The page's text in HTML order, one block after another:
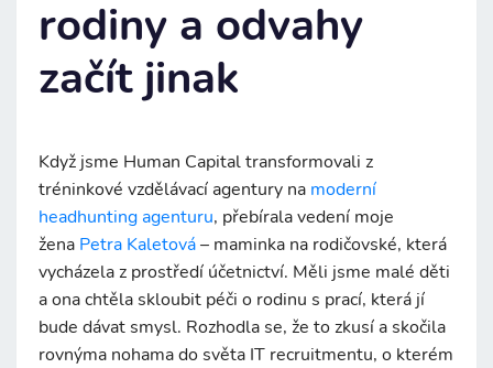
rodiny a odvahy
začít jinak
Když jsme Human Capital transformovali z
tréninkové vzdělávací agentury na moderní
headhunting agenturu, přebírala vedení moje
žena Petra Kaletová– maminka na rodičovské, která
vycházela z prostředí účetnictví. Měli jsme malé děti
a ona chtěla skloubit péči o rodinu s prací, která jí
bude dávat smysl. Rozhodla se, že to zkusí a skočila
rovnýma nohama do světa IT recruitmentu, o kterém